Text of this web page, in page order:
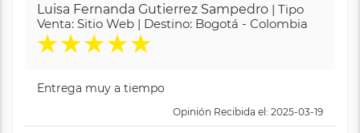
Luisa Fernanda Gutierrez Sampedro | Tipo
Venta: Sitio Web | Destino: Bogotá - Colombia
★★★★★
Entrega muy a tiempo
Opinión Recibida el: 2025-03-19